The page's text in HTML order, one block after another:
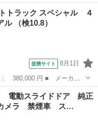
■ グレード名： クール
ミッション： コラム
トラック スペシャル ４
（検10.8）
提携サイト 8月1日
トラック ■ グレード
アル ■ 排気量： 660cc ■
電動スライドドア 純正
メラ 禁煙車 ス…